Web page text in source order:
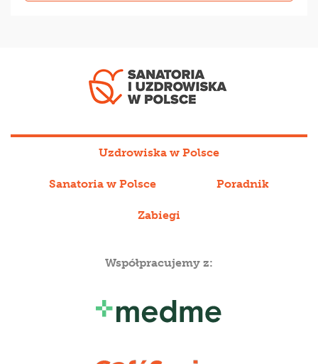
Uzdrowiska w Polsce
Sanatoria w Polsce Poradnik
Zabiegi
Współpracujemy z: